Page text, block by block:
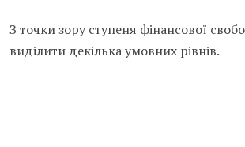
З точки зору ступеня фінансової
виділити декілька умовних рівнів.